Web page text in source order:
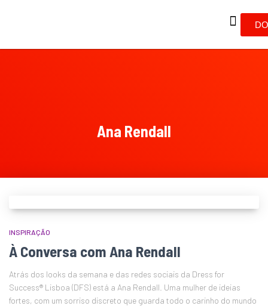
Ana Rendall
INSPIRAÇÃO
À Conversa com Ana Rendall
Atrás dos looks da semana e das redes sociais da Dress for
Success® Lisboa (DFS) está a Ana Rendall. Uma mulher de ideias
fortes, com um sorriso discreto que guarda todo o carinho do mundo